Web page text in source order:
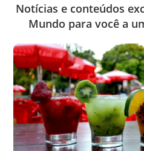
Notícias e conteúdos
Mundo para você a